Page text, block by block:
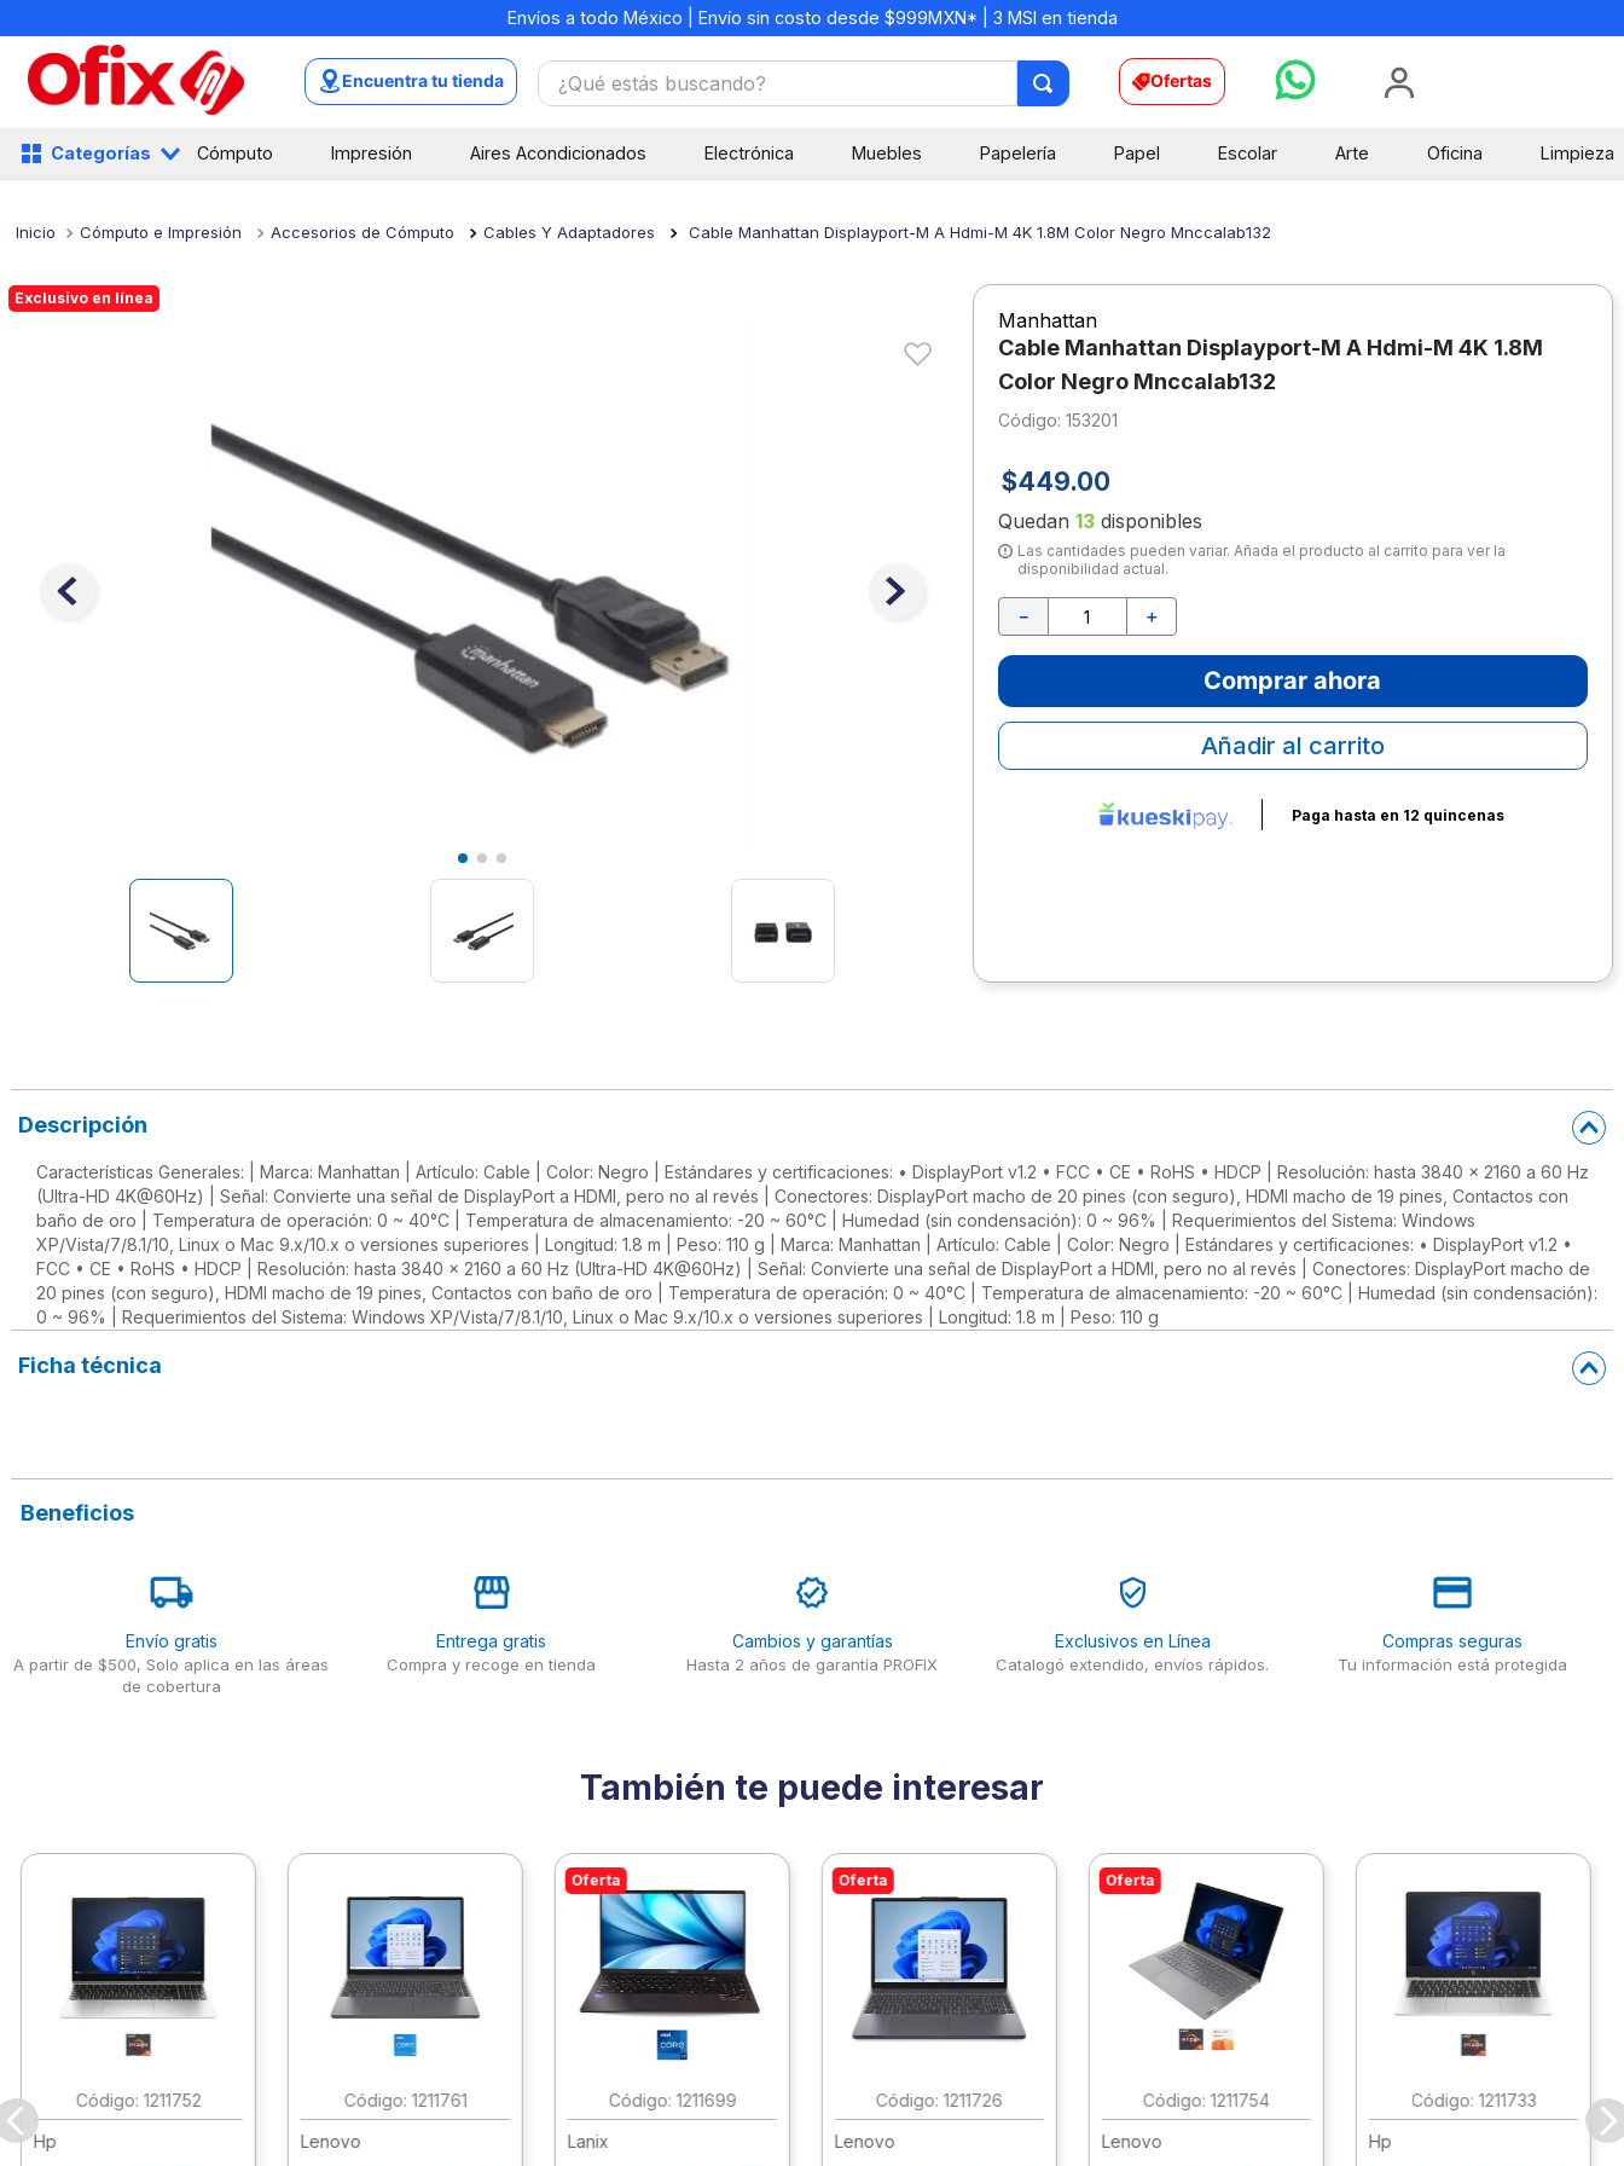
Envíos a todo México | Envío sin costo desde $999MXN* | 3 MSI en tienda
Encuentra tu tienda ¿Qué estás buscando? Ofertas
Categorías Cómputo Impresión Aires Acondicionados Electrónica Muebles Papelería Papel Escolar Arte Oficina Limpieza
Cómputo e Impresión Accesorios de Cómputo Cables Y Adaptadores Cable Manhattan Displayport-M A Hdmi-M 4K 1.8M Color Negro Mnccalab132
Exclusivo en línea
Manhattan
Cable Manhattan Displayport-M A Hdmi-M 4K 1.8M
Color Negro Mnccalab132
: 153201
$449.00
Quedan 13disponibles
Las cantidades pueden variar. Añada el producto al carrito para ver la
disponibilidad actual.
＋
－
Comprar ahora
Añadir al carrito
Paga hasta en 12 quincenas
Descripción
Características Generales: | Marca: Manhattan | Artículo: Cable | Color: Negro | Estándares y certificaciones: • DisplayPort v1.2 • FCC • CE • RoHS • HDCP | Resolución: hasta 3840 x 2160 a 60 Hz
(Ultra-HD 4K@60Hz) | Señal: Convierte una señal de DisplayPort a HDMI, pero no al revés | Conectores: DisplayPort macho de 20 pines (con seguro), HDMI macho de 19 pines, Contactos con
baño de oro | Temperatura de operación: 0 ~ 40°C | Temperatura de almacenamiento: -20 ~ 60°C | Humedad (sin condensación): 0 ~ 96% | Requerimientos del Sistema: Windows
XP/Vista/7/8.1/10, Linux o Mac 9.x/10.x o versiones superiores | Longitud: 1.8 m | Peso: 110 g | Marca: Manhattan | Artículo: Cable | Color: Negro | Estándares y certificaciones: • DisplayPort v1.2 •
FCC • CE • RoHS • HDCP | Resolución: hasta 3840 x 2160 a 60 Hz (Ultra-HD 4K@60Hz) | Señal: Convierte una señal de DisplayPort a HDMI, pero no al revés | Conectores: DisplayPort macho de
20 pines (con seguro), HDMI macho de 19 pines, Contactos con baño de oro | Temperatura de operación: 0 ~ 40°C | Temperatura de almacenamiento: -20 ~ 60°C | Humedad (sin condensación):
0 ~ 96% | Requerimientos del Sistema: Windows XP/Vista/7/8.1/10, Linux o Mac 9.x/10.x o versiones superiores | Longitud: 1.8 m | Peso: 110 g
Ficha técnica
Beneficios
Envío gratis
A partir de $500, Solo aplica en las áreas
de cobertura
Entrega gratis
Compra y recoge en tienda
Cambios y garantías
Hasta 2 años de garantía PROFIX
Exclusivos en Línea
Catalogó extendido, envíos rápidos.
Compras seguras
Tu información está protegida
También te puede interesar
: 1211752
Hp
: 1211761
Lenovo
Oferta
: 1211699
Lanix
Oferta
: 1211726
Lenovo
Oferta
: 1211754
Lenovo
: 1211733
Hp
1.
mochilas
.
libretas
3.
cuaderno
5.
colores
7.
escritorio